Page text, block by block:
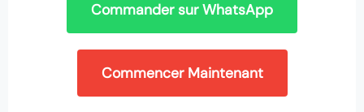
Commander sur WhatsApp
Commencer Maintenant